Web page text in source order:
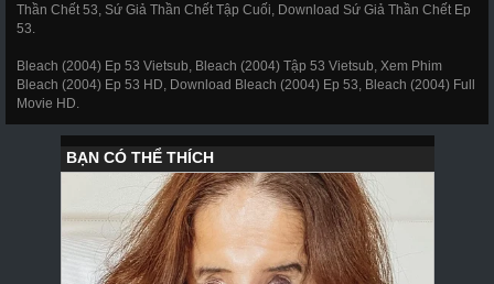
304 305 306 307 308 309 310
322 323 324 325 326 327 328
329 330 331 332 333 334 335
336 337 338 339 340 341 343
345 346 347 348 349
352 353 354 355 356
Thần Chết 53, Sứ Giả Thần Chết Tập Cuối, Download Sứ Giả Thần Chết Ep
53.
Bleach (2004) Ep 53 Vietsub, Bleach (2004) Tập 53 Vietsub, Xem Phim
Bleach (2004) Ep 53 HD, Download Bleach (2004) Ep 53, Bleach (2004) Full
Movie HD.